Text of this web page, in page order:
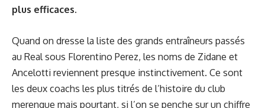
plus efficaces.
Quand on dresse la liste des grands entraîneurs passés
au Real sous Florentino Perez, les noms de Zidane et
Ancelotti reviennent presque instinctivement. Ce sont
les deux coachs les plus titrés de l’histoire du club
merengue mais pourtant, si l’on se penche sur un chiffre